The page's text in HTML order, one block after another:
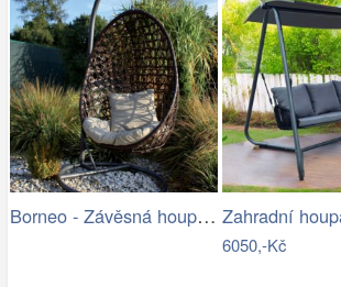
Borneo - Závěsná houpačka (grafit) |…
6050,-Kč